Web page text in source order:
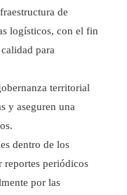
de
logísticos, con el fin
para
territorial
y aseguren una
dentro de los
reportes periódicos
por las